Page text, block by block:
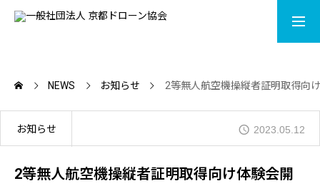
ACADEMY
NEWS お知らせ 2等無人航空機操縦者証明取得向
お知らせ 2023.05.12
2等無人航空機操縦者証明取得向け体験会開